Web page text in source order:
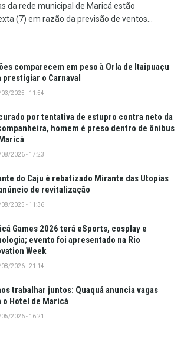
da rede municipal de Maricá estão
(7) em razão da previsão de ventos...
comparecem em peso à Orla de Itaipuaçu
prestigiar o Carnaval
2025 - 11:54
por tentativa de estupro contra neto da
homem é preso dentro de ônibus
2026 - 17:23
do Caju é rebatizado Mirante das Utopias
de revitalização
08/2025 - 11:36
Games 2026 terá eSports, cosplay e
evento foi apresentado na Rio
Week
2026 - 21:14
trabalhar juntos: Quaquá anuncia vagas
o Hotel de Maricá
2026 - 16:21